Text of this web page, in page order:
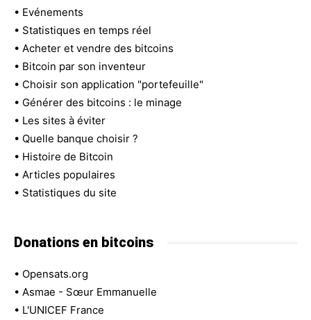
• Evénements
• Statistiques en temps réel
• Acheter et vendre des bitcoins
• Bitcoin par son inventeur
• Choisir son application "portefeuille"
• Générer des bitcoins : le minage
• Les sites à éviter
• Quelle banque choisir ?
• Histoire de Bitcoin
• Articles populaires
• Statistiques du site
Donations en bitcoins
• Opensats.org
• Asmae - Sœur Emmanuelle
• L'UNICEF France